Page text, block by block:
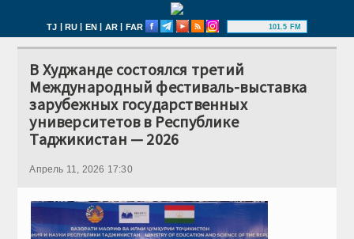
TJ | RU | EN | AR | FAR 101.5 FM
В Худжанде состоялся третий
Международный фестиваль-выставка
зарубежных государственных
университетов в Республике
Таджикистан — 2026
Апрель 11, 2026 17:30